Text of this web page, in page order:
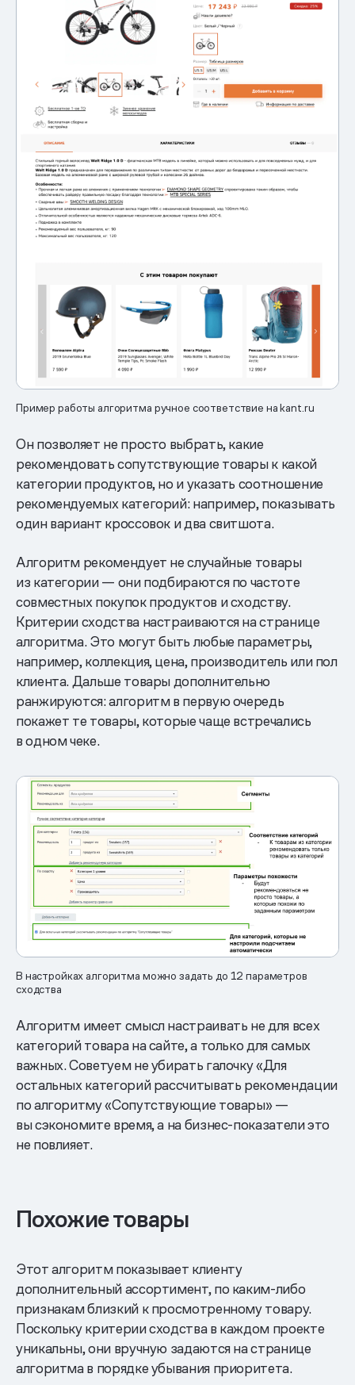
Пример работы алгоритма ручное соответствие на kant.ru
Он позволяет не просто выбрать, какие
рекомендовать сопутствующие товары к какой
категории продуктов, но и указать соотношение
рекомендуемых категорий: например, показывать
один вариант кроссовок и два свитшота.
Алгоритм рекомендует не случайные товары
из категории — они подбираются по частоте
совместных покупок продуктов и сходству.
Критерии сходства настраиваются на странице
алгоритма. Это могут быть любые параметры,
например, коллекция, цена, производитель или пол
клиента. Дальше товары дополнительно
ранжируются: алгоритм в первую очередь
покажет те товары, которые чаще встречались
в одном чеке.
В настройках алгоритма можно задать до 12 параметров
сходства
Алгоритм имеет смысл настраивать не для всех
категорий товара на сайте, а только для самых
важных. Советуем не убирать галочку «Для
остальных категорий рассчитывать рекомендации
по алгоритму «Сопутствующие товары» —
вы сэкономите время, а на бизнес-показатели это
не повлияет.
Похожие товары
Этот алгоритм показывает клиенту
дополнительный ассортимент, по каким-либо
признакам близкий к просмотренному товару.
Поскольку критерии сходства в каждом проекте
уникальны, они вручную задаются на странице
алгоритма в порядке убывания приоритета.